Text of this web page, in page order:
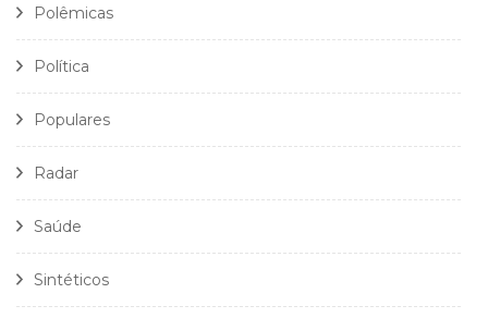
Polêmicas
Política
Populares
Radar
Saúde
Sintéticos